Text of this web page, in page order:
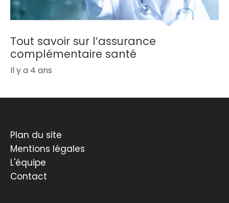
Tout savoir sur l’assurance
complémentaire santé
Il y a 4 ans
Plan du site
Mentions légales
L'équipe
Contact